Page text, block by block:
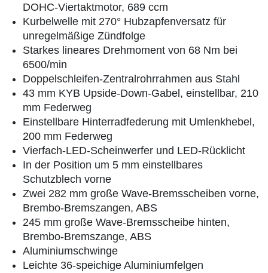
DOHC-Viertaktmotor, 689 ccm
Kurbelwelle mit 270° Hubzapfenversatz für
unregelmäßige Zündfolge
Starkes lineares Drehmoment von 68 Nm bei
6500/min
Doppelschleifen-Zentralrohrrahmen aus Stahl
43 mm KYB Upside-Down-Gabel, einstellbar, 210
mm Federweg
Einstellbare Hinterradfederung mit Umlenkhebel,
200 mm Federweg
Vierfach-LED-Scheinwerfer und LED-Rücklicht
In der Position um 5 mm einstellbares
Schutzblech vorne
Zwei 282 mm große Wave-Bremsscheiben vorne,
Brembo-Bremszangen, ABS
245 mm große Wave-Bremsscheibe hinten,
Brembo-Bremszange, ABS
Aluminiumschwinge
Leichte 36-speichige Aluminiumfelgen